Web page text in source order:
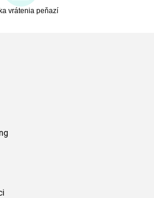
vrátenia peňazí